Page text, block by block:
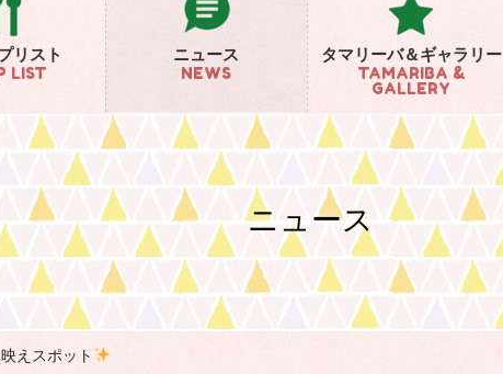
リスト
LIST
ニュース
NEWS
タマリーバ＆ギャラリー
TAMARIBA &
GALLERY
ニュース
えスポット